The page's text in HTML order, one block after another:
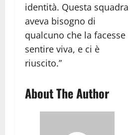
identità. Questa squadra
aveva bisogno di
qualcuno che la facesse
sentire viva, e ci è
riuscito.”
About The Author